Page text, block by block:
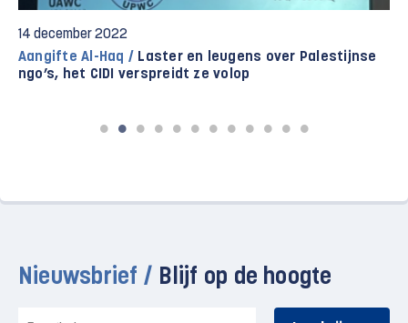
14 december 2022
Aangifte Al-Haq / Laster en leugens over Palestijnse
ngo’s, het CIDI verspreidt ze volop
Nieuwsbrief / Blijf op de hoogte